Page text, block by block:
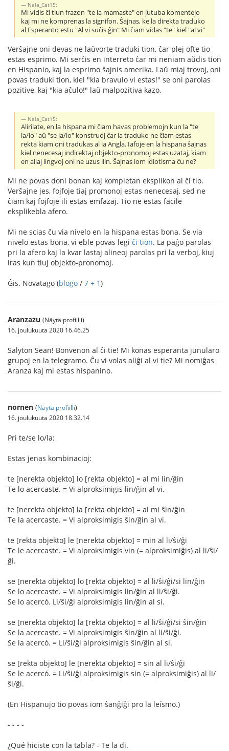
Nala_Cat15:
Mi vidis ĉi tiun frazon "te la mamaste" en jutuba komentejo
kaj mi ne komprenas la signifon. Ŝajnas, ke la direkta traduko
al Esperanto estu "Al vi suĉis ĝin" Mi ĉiam vidas "te" kiel "al vi"
Verŝajne oni devas ne laŭvorte traduki tion, ĉar plej ofte tio
estas esprimo. Mi serĉis en interreto ĉar mi neniam aŭdis tion
en Hispanio, kaj la esprimo ŝajnis amerika. Laŭ miaj trovoj, oni
povas traduki tion, kiel "kia bravulo vi estas!" se oni parolas
pozitive, kaj "kia aĉulo!" laŭ malpozitiva kazo.
Nala_Cat15:
Alirilate, en la hispana mi ĉiam havas problemojn kun la "te
la/lo" aŭ "se la/lo" konstruoj ĉar la traduko ne ĉiam estas
rekta kiam oni tradukas al la Angla. Iafoje en la hispana ŝajnas
kiel nenecesaj indirektaj objekto-pronomoj estas uzataj, kiam
en aliaj lingvoj oni ne uzus ilin. Ŝajnas iom idiotisma ĉu ne?
Mi ne povas doni bonan kaj kompletan eksplikon al ĉi tio.
Verŝajne jes, fojfoje tiaj promonoj estas nenecesaj, sed ne
ĉiam kaj fojfoje ili estas emfazaj. Tio ne estas facile
eksplikebla afero.
Mi ne scias ĉu via nivelo en la hispana estas bona. Se via
nivelo estas bona, vi eble povas legi ĉi tion. La paĝo parolas
pri la afero kaj la kvar lastaj alineoj parolas pri la verboj, kiuj
iras kun tiuj objekto-pronomoj.
Ĝis. Novatago (blogo / 7 + 1)
Aranzazu (Näytä profiilli)
16. joulukuuta 2020 16.46.25
Salyton Sean! Bonvenon al ĉi tie! Mi konas esperanta junularo
grupoj en la telegramo. Ĉu vi volas aliĝi al vi tie? Mi nomiĝas
Aranza kaj mi estas hispanino.
nornen (Näytä profiilli)
16. joulukuuta 2020 18.32.14
Pri te/se lo/la:
Estas jenas kombinacioj:
te [nerekta objekto] lo [rekta objekto] = al mi lin/ĝin
Te lo acercaste. = Vi alproksimigis lin/ĝin al vi.
te [nerekta objekto] la [rekta objekto] = al mi ŝin/ĝin
Te la acercaste. = Vi alproksimigis ŝin/ĝin al vi.
te [rekta objekto] le [nerekta objekto] = min al li/ŝi/ĝi
Te le acercaste. = Vi alproksimigis vin (= alproksimiĝis) al li/ŝi/
ĝi.
se [nerekta objekto] lo [rekta objekto] = al li/ŝi/ĝi/si lin/ĝin
Se lo acercaste. = Vi alproksimigis lin/ĝin al li/ŝi/ĝi.
Se lo acercó. Li/ŝi/ĝi alproksimigis lin/ĝin al si.
se [nerekta objekto] la [rekta objekto] = al li/ŝi/ĝi/si ŝin/ĝin
Se la acercaste. = Vi alproksimigis ŝin/ĝin al li/ŝi/ĝi.
Se la acercó. = Li/ŝi/ĝi alproksimigis ŝin/ĝin al si.
se [rekta objekto] le [nerekta objekto] = sin al li/ŝi/ĝi
Se le acercó. = Li/ŝi/ĝi alproksimigis sin (= alproksimiĝis) al li/
ŝi/ĝi.
(En Hispanujo tio povas iom ŝanĝiĝi pro la leísmo.)
- - - -
¿Qué hiciste con la tabla? - Te la di.